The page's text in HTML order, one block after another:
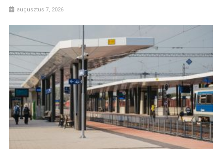
augusztus 7, 2026